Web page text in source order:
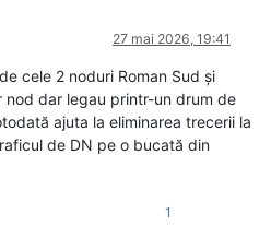
27 mai 2026, 19:41
cele 2 noduri Roman Sud și
nod dar legau printr-un drum de
ajuta la eliminarea trecerii la
de DN pe o bucată din
1